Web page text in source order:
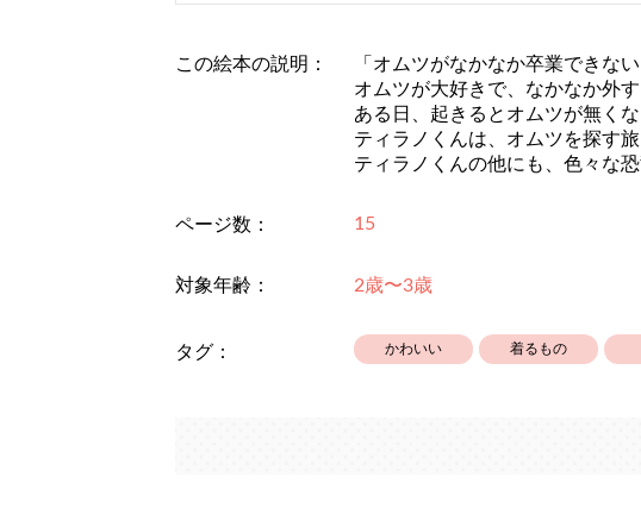
この絵本の説明：
「オムツがなかなか卒業できない
オムツが大好きで、なかなか外
ある日、起きるとオムツが無く
ティラノくんは、オムツを探す旅
ティラノくんの他にも、色々な
ページ数： 15
対象年齢： 2歳〜3歳
タグ： かわいい 着るもの